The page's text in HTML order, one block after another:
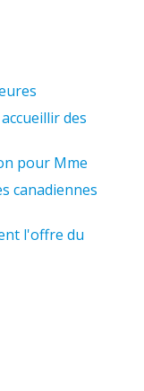
des
pour Mme
canadiennes
l'offre du